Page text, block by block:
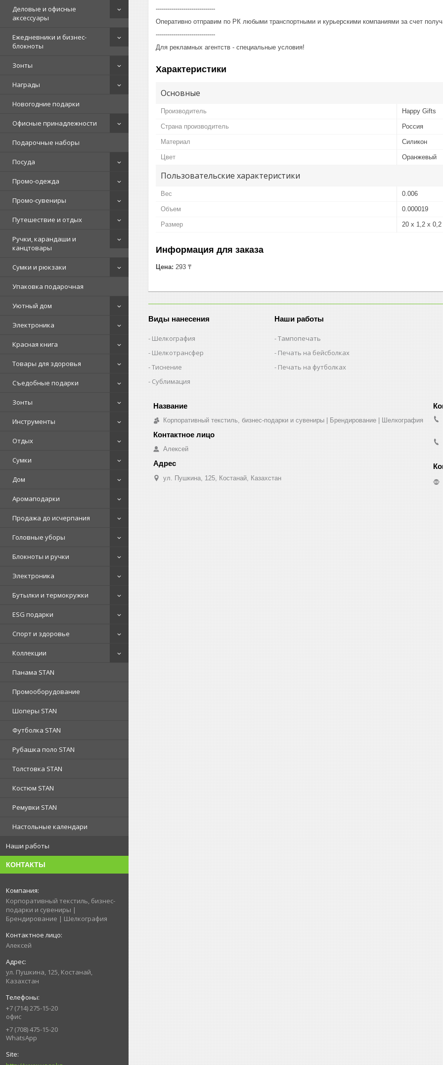
Деловые и офисные
аксессуары
Ежедневники и бизнес-
блокноты
Зонты
Награды
Новогодние подарки
Офисные принадлежности
Подарочные наборы
Посуда
Промо-одежда
Промо-сувениры
Путешествие и отдых
Ручки, карандаши и
канцтовары
Сумки и рюкзаки
Упаковка подарочная
Уютный дом
Электроника
Красная книга
Товары для здоровья
Съедобные подарки
Зонты
Инструменты
Отдых
Сумки
Дом
Аромаподарки
Продажа до исчерпания
Головные уборы
Блокноты и ручки
Электроника
Бутылки и термокружки
ESG подарки
Спорт и здоровье
Коллекции
Панама STAN
Промооборудование
Шоперы STAN
Футболка STAN
Рубашка поло STAN
Толстовка STAN
Костюм STAN
Ремувки STAN
Настольные календари
Наши работы
КОНТАКТЫ
Корпоративный текстиль, бизнес-
подарки и сувениры |
Брендирование | Шелкография
Алексей
ул. Пушкина, 125, Костанай,
Казахстан
+7 (714) 275-15-20
офис
+7 (708) 475-15-20
WhatsApp
------------------------------
Оперативно отправим по РК любыми транспортными и курьерскими компаниями за счет
------------------------------
Для рекламных агентств - специальные условия!
Характеристики
Основные
Производитель Happy Gifts
Страна производитель Россия
Материал Силикон
Цвет Оранжевый
Пользовательские характеристики
Вес 0.006
Объем 0.000019
Размер 20 x 1,2 x
Информация для заказа
Цена: 293 ₸
Виды нанесения
Шелкография
Шелкотрансфер
Тиснение
Сублимация
Наши работы
Тампопечать
Печать на бейсболках
Печать на футболках
Корпоративный текстиль, бизнес-подарки и сувениры | Брендирование | Шелкография
Алексей
ул. Пушкина, 125, Костанай, Казахстан